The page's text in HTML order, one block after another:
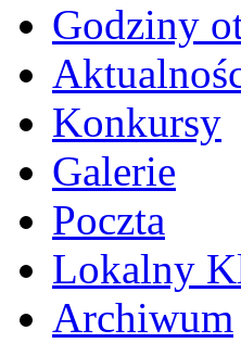
Godziny
Konkursy
Galerie
Poczta
Lokalny
Archiwum